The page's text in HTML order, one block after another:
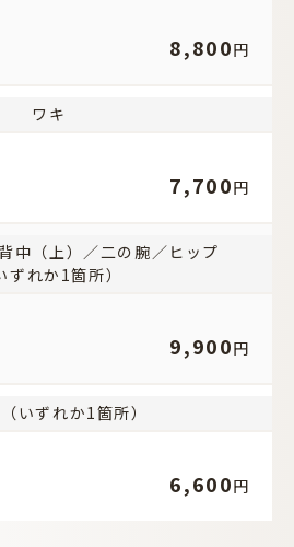
8,800円
ワキ
7,700円
中（上）／二の腕／ヒップ
ずれか1箇所）
9,900円
いずれか1箇所）
6,600円